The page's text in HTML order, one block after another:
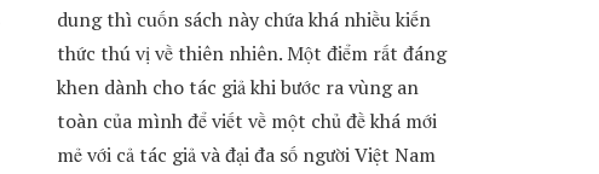
dung thì cuốn sách này chứa khá nhiều kiến
thức thú vị về thiên nhiên. Một điểm rất đáng
khen dành cho tác giả khi bước ra vùng an
toàn của mình để viết về một chủ đề khá mới
mẻ với cả tác giả và đại đa số người Việt Nam